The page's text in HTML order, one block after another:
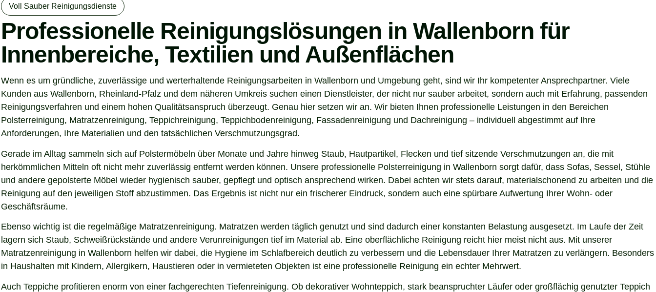
Voll Sauber Reinigungsdienste
Professionelle Reinigungslösungen in Wallenborn für
Innenbereiche, Textilien und Außenflächen
Wenn es um gründliche, zuverlässige und werterhaltende Reinigungsarbeiten in Wallenborn und Umgebung geht, sind wir Ihr kompetenter Ansprechpartner. Viele
Kunden aus Wallenborn, Rheinland-Pfalz und dem näheren Umkreis suchen einen Dienstleister, der nicht nur sauber arbeitet, sondern auch mit Erfahrung, passenden
Reinigungsverfahren und einem hohen Qualitätsanspruch überzeugt. Genau hier setzen wir an. Wir bieten Ihnen professionelle Leistungen in den Bereichen
Polsterreinigung, Matratzenreinigung, Teppichreinigung, Teppichbodenreinigung, Fassadenreinigung und Dachreinigung – individuell abgestimmt auf Ihre
Anforderungen, Ihre Materialien und den tatsächlichen Verschmutzungsgrad.
Gerade im Alltag sammeln sich auf Polstermöbeln über Monate und Jahre hinweg Staub, Hautpartikel, Flecken und tief sitzende Verschmutzungen an, die mit
herkömmlichen Mitteln oft nicht mehr zuverlässig entfernt werden können. Unsere professionelle Polsterreinigung in Wallenborn sorgt dafür, dass Sofas, Sessel, Stühle
und andere gepolsterte Möbel wieder hygienisch sauber, gepflegt und optisch ansprechend wirken. Dabei achten wir stets darauf, materialschonend zu arbeiten und die
Reinigung auf den jeweiligen Stoff abzustimmen. Das Ergebnis ist nicht nur ein frischerer Eindruck, sondern auch eine spürbare Aufwertung Ihrer Wohn- oder
Geschäftsräume.
Ebenso wichtig ist die regelmäßige Matratzenreinigung. Matratzen werden täglich genutzt und sind dadurch einer konstanten Belastung ausgesetzt. Im Laufe der Zeit
lagern sich Staub, Schweißrückstände und andere Verunreinigungen tief im Material ab. Eine oberflächliche Reinigung reicht hier meist nicht aus. Mit unserer
Matratzenreinigung in Wallenborn helfen wir dabei, die Hygiene im Schlafbereich deutlich zu verbessern und die Lebensdauer Ihrer Matratzen zu verlängern. Besonders
in Haushalten mit Kindern, Allergikern, Haustieren oder in vermieteten Objekten ist eine professionelle Reinigung ein echter Mehrwert.
Auch Teppiche profitieren enorm von einer fachgerechten Tiefenreinigung. Ob dekorativer Wohnteppich, stark beanspruchter Läufer oder großflächig genutzter Teppich